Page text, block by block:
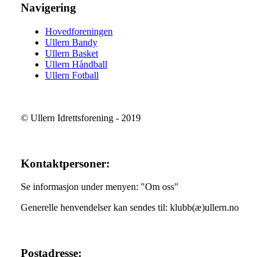
Navigering
Hovedforeningen
Ullern Bandy
Ullern Basket
Ullern Håndball
Ullern Fotball
© Ullern Idrettsforening - 2019
Kontaktpersoner:
Se informasjon under menyen: "Om oss"
Generelle henvendelser kan sendes til: klubb(æ)ullern.no
Postadresse: